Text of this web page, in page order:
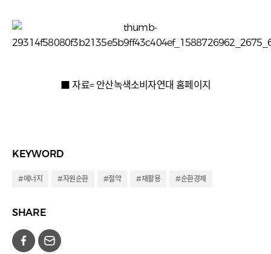
■ 자료= 안산녹색소비자연대 홈페이지
KEYWORD
#에너지 #자원순환 #절약 #재활용 #순환경제
SHARE